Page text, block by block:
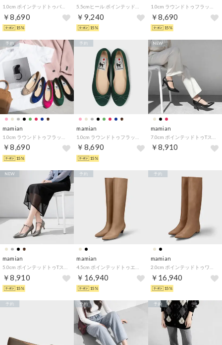
￥8,690
15%
￥9,240
15%
￥8,690
15%
mamian
￥8,690
予約
15%
mamian
￥8,690
予約
15%
mamian
￥8,910
NEW
mamian
￥8,910
NEW
15%
mamian
￥16,940
予約
15%
mamian
￥16,940
予約
15%
予約 予約 予約